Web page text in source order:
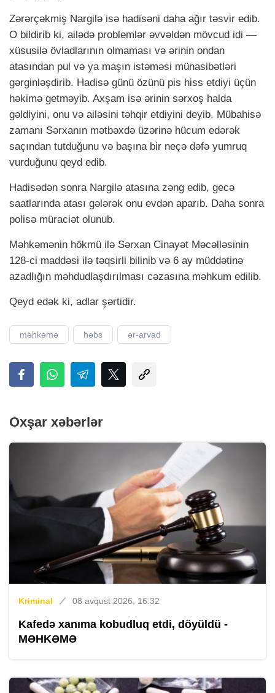
Zərərçəkmiş Nargilə isə hadisəni daha ağır təsvir edib.
O bildirib ki, ailədə problemlər əvvəldən mövcud idi —
xüsusilə övladlarının olmaması və ərinin ondan
atasından pul və ya maşın istəməsi münasibətləri
gərginləşdirib. Hadisə günü özünü pis hiss etdiyi üçün
həkimə getməyib. Axşam isə ərinin sərxoş halda
gəldiyini, onu və ailəsini təhqir etdiyini deyib. Mübahisə
zamanı Sərxanın mətbəxdə üzərinə hücum edərək
saçından tutduğunu və başına bir neçə dəfə yumruq
vurduğunu qeyd edib.
Hadisədən sonra Nargilə atasına zəng edib, gecə
saatlarında atası gələrək onu evdən aparıb. Daha sonra
polisə müraciət olunub.
Məhkəmənin hökmü ilə Sərxan Cinayət Məcəlləsinin
128-ci maddəsi ilə təqsirli bilinib və 6 ay müddətinə
azadlığın məhdudlaşdırılması cəzasına məhkum edilib.
Qeyd edək ki, adlar şərtidir.
məhkəmə həbs ər-arvad
Oxşar xəbərlər
Kriminal 08 avqust 2026, 16:32
Kafedə xanıma kobudluq etdi, döyüldü -
MƏHKƏMƏ